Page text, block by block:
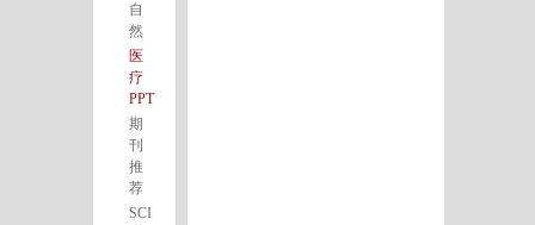
自
然
医
疗
PPT
期
刊
推
荐
SCI